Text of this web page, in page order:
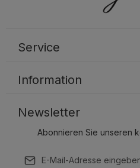
Newsletter
Abonnieren Sie unseren
Service
Information